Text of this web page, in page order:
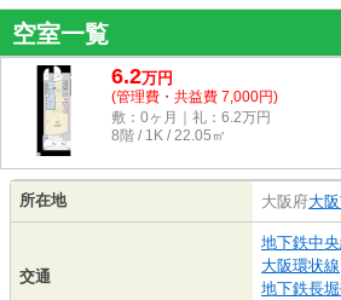
空室一覧
6.2万円
(管理費・共益費 7,000円)
敷：0ヶ月｜礼：6.2万円
8階 / 1K / 22.05㎡
所在地 大阪府大
交通
地下鉄中
大阪環状線
地下鉄長